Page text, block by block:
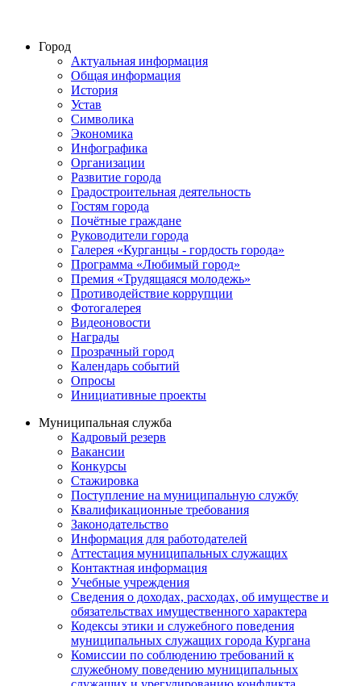
Город
Актуальная информация
Общая информация
История
Устав
Символика
Экономика
Инфографика
Организации
Развитие города
Градостроительная деятельность
Гостям города
Почётные граждане
Руководители города
Галерея «Курганцы - гордость города»
Программа «Любимый город»
Премия «Трудящаяся молодежь»
Противодействие коррупции
Фотогалерея
Видеоновости
Награды
Прозрачный город
Календарь событий
Опросы
Инициативные проекты
Муниципальная служба
Кадровый резерв
Вакансии
Конкурсы
Стажировка
Поступление на муниципальную службу
Квалификационные требования
Законодательство
Информация для работодателей
Аттестация муниципальных служащих
Контактная информация
Учебные учреждения
Сведения о доходах, расходах, об имуществе и
обязательствах имущественного характера
Кодексы этики и служебного поведения
муниципальных служащих города Кургана
Комиссии по соблюдению требований к
служебному поведению муниципальных